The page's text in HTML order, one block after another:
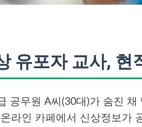
유포자 교사, 현
공무원 A씨(30대)가 숨진
라인 카페에서 신상정보가